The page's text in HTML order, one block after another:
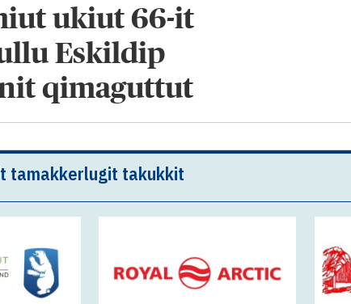
ukiut 66-it
Eskildip
qimaguttut
tamakkerlugit takukkit